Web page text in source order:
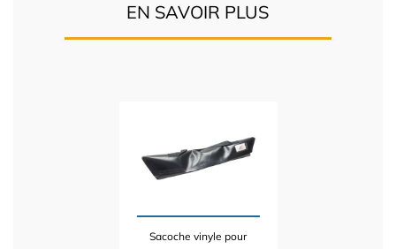
EN SAVOIR PLUS
Sacoche vinyle pour